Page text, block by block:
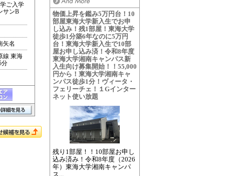
物価上昇を鑑み5万円台！10
部屋東海大学新入生でお申
し込み！残1部屋！東海大学
徒歩1分築6年なのに5万円
台！東海大学新入生で10部
屋お申し込み済！令和8年度
東海大学湘南キャンパス新
入生向け募集開始！！55,000
円から！東海大学湘南キャ
ンパス徒歩1分！ヴィータ・
フェリーチェ！１Gインター
ネット使い放題
残り1部屋！！10部屋お申し
込み済み！令和8年度（2026
年）東海大学湘南キャンパ
ス...
ご入学
サンB
矢名
線 東海
分